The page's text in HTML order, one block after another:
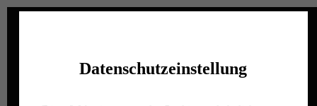
Datenschutzeinstellung